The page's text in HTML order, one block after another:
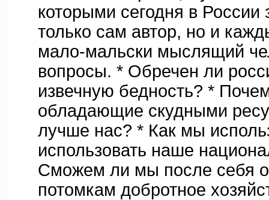
которыми сегодня в России
только сам автор, но и
мало-мальски мыслящий
вопросы. * Обречен ли
извечную бедность? *
обладающие скудными
лучше нас? * Как мы
использовать наше
Сможем ли мы после себя
потомкам добротное